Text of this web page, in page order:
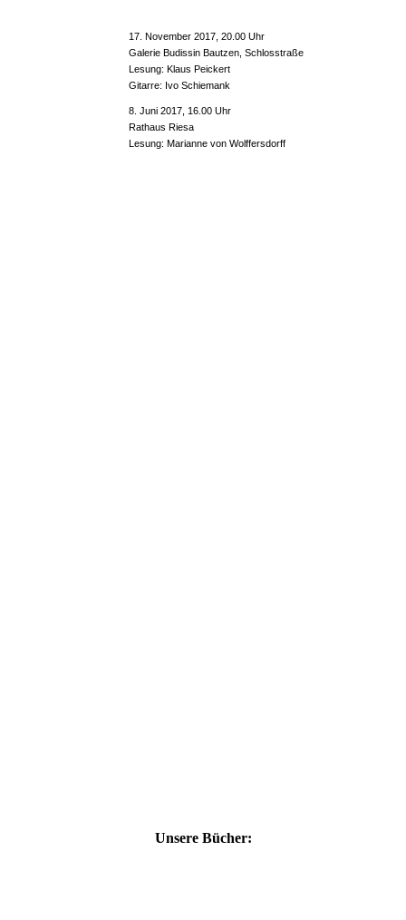
17. November 2017, 20.00 Uhr
Galerie Budissin Bautzen, Schlosstraße
Lesung: Klaus Peickert
Gitarre: Ivo Schiemank
8. Juni 2017, 16.00 Uhr
Rathaus Riesa
Lesung: Marianne von Wolffersdorff
Unsere Bücher: